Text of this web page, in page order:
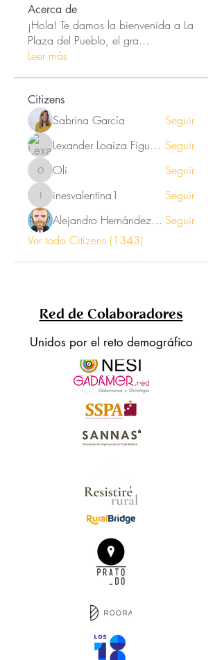
Acerca de
¡Hola! Te damos la bienvenida a La
Plaza del Pueblo, el gra...
Leer más
Citizens
Sabrina García
Seguir
Lexander Loaiza Figueroa Seguir
Oli Oli Seguir
inesvalentina1
inesvalentina1
Seguir
Alejandro Hernández Renner Seguir
Ver todo Citizens (1343)
Red de Colaboradores
Unidos por el reto demográfico